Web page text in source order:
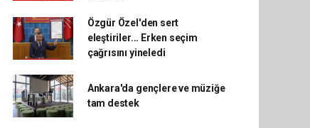
Özgür Özel'den sert
eleştiriler... Erken seçim
çağrısını yineledi
Ankara'da gençlere ve müziğe
tam destek